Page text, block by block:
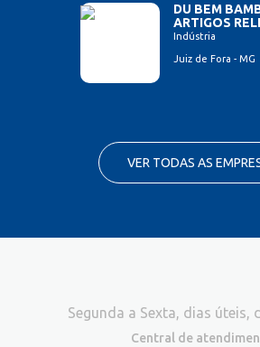
DU BEM
ARTIGOS
Indústria
Juiz de Fora - MG
VER TODAS AS
Segunda a Sexta, dias úteis,
Central de